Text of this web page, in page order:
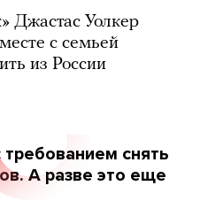
Джастас Уолкер
с семьей
из России
снять
А разве это еще